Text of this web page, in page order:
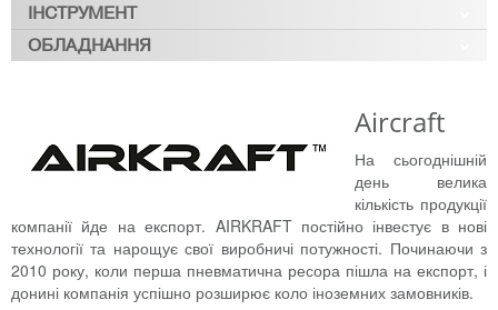
ІНСТРУМЕНТ
ОБЛАДНАННЯ
Aircraft
На сьогоднішній
день велика
кількість продукції
компанії йде на експорт. AIRKRAFT постійно інвестує в нові
технології та нарощує свої виробничі потужності. Починаючи з
2010 року, коли перша пневматична ресора пішла на експорт, і
донині компанія успішно розширює коло іноземних замовників.